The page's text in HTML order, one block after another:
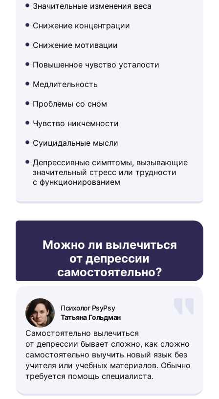
Значительные изменения веса
Снижение концентрации
Снижение мотивации
Повышенное чувство усталости
Медлительность
Проблемы со сном
Чувство никчемности
Суицидальные мысли
Депрессивные симптомы, вызывающие
значительный стресс или трудности
с функционированием
Можно ли вылечиться
от депрессии
самостоятельно?
Татьяна Гольдман
Психолог PsyPsy
Самостоятельно вылечиться
от депрессии бывает сложно, как сложно
самостоятельно выучить новый язык без
учителя или учебных материалов. Обычно
требуется помощь специалиста.